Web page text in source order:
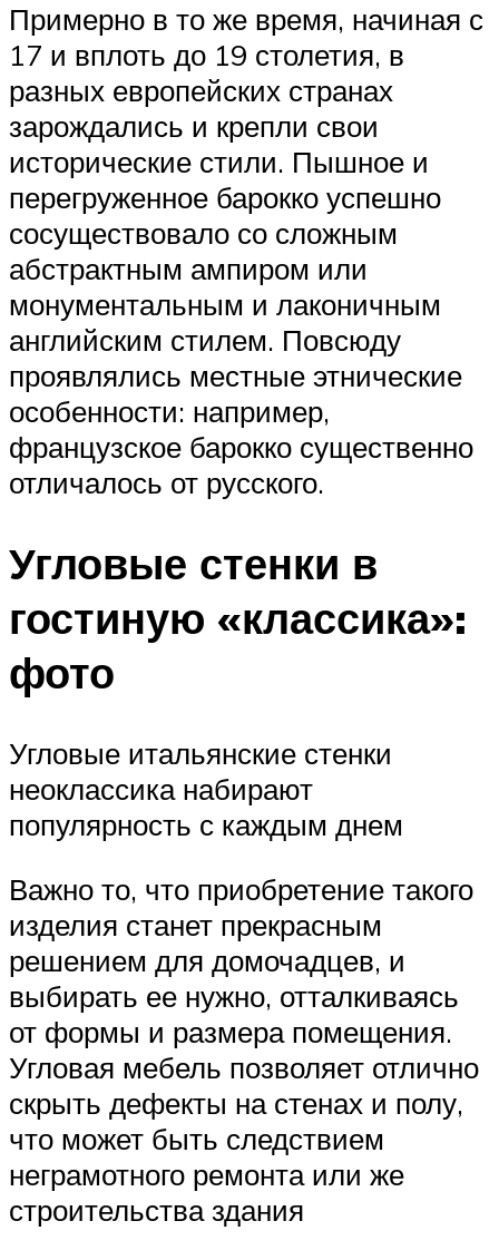
Примерно в то же время, начиная с
17 и вплоть до 19 столетия, в
разных европейских странах
зарождались и крепли свои
исторические стили. Пышное и
перегруженное барокко успешно
сосуществовало со сложным
абстрактным ампиром или
монументальным и лаконичным
английским стилем. Повсюду
проявлялись местные этнические
особенности: например,
французское барокко существенно
отличалось от русского.
Угловые стенки в
гостиную «классика»:
фото
Угловые итальянские стенки
неоклассика набирают
популярность с каждым днем
Важно то, что приобретение такого
изделия станет прекрасным
решением для домочадцев, и
выбирать ее нужно, отталкиваясь
от формы и размера помещения.
Угловая мебель позволяет отлично
скрыть дефекты на стенах и полу,
что может быть следствием
неграмотного ремонта или же
строительства здания